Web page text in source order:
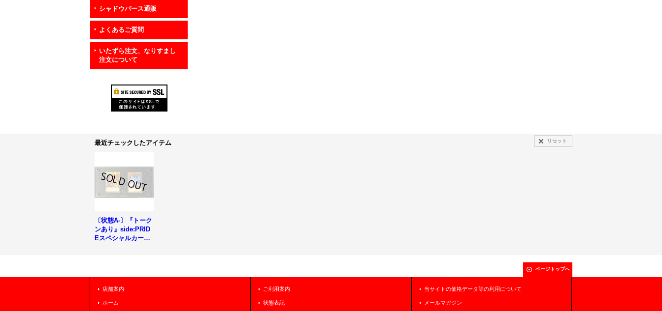
シャドウバース通販
よくあるご質問
いたずら注文、なりすまし
注文について
最近チェックしたアイテム リセット
〔状態A-〕『トーク
ンあり』side:PRID
Eスペシャルカード
ページトップへ
店舗案内
ホーム
ご利用案内
状態表記
当サイトの価格データ等の利用について
メールマガジン